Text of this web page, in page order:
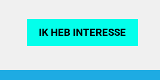
IK HEB INTERESSE